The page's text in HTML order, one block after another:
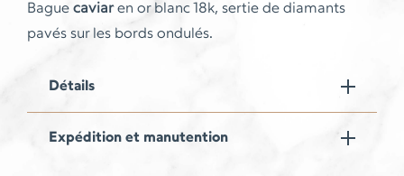
Bague caviaren or blanc 18k, sertie de diamants
pavés sur les bords ondulés.
Détails
Expédition et manutention